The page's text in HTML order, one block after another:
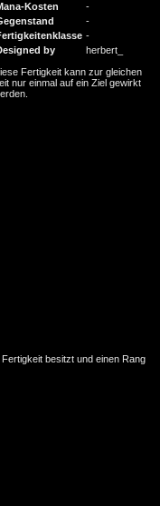
Kosten
-
-
-
by
herbert_
Fertigkeit kann zur gleichen
nur einmal auf ein Ziel gewirkt
besitzt und einen Rang